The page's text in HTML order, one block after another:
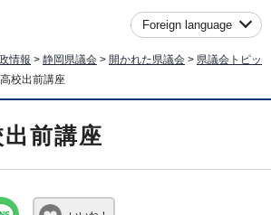
Foreign language
情報 > 静岡県議会 > 開かれた県議会 > 県議会トピッ
校出前講座
前講座